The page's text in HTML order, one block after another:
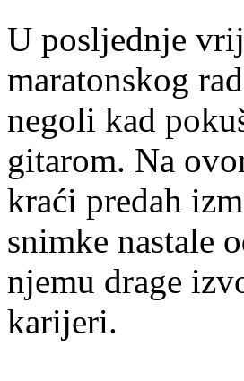
U posljednje
maratonskog
negoli kad
gitarom. Na
kraći predah
snimke nastale
njemu drage
karijeri.